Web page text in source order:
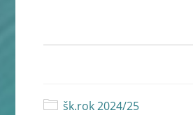
šk.rok 2024/25